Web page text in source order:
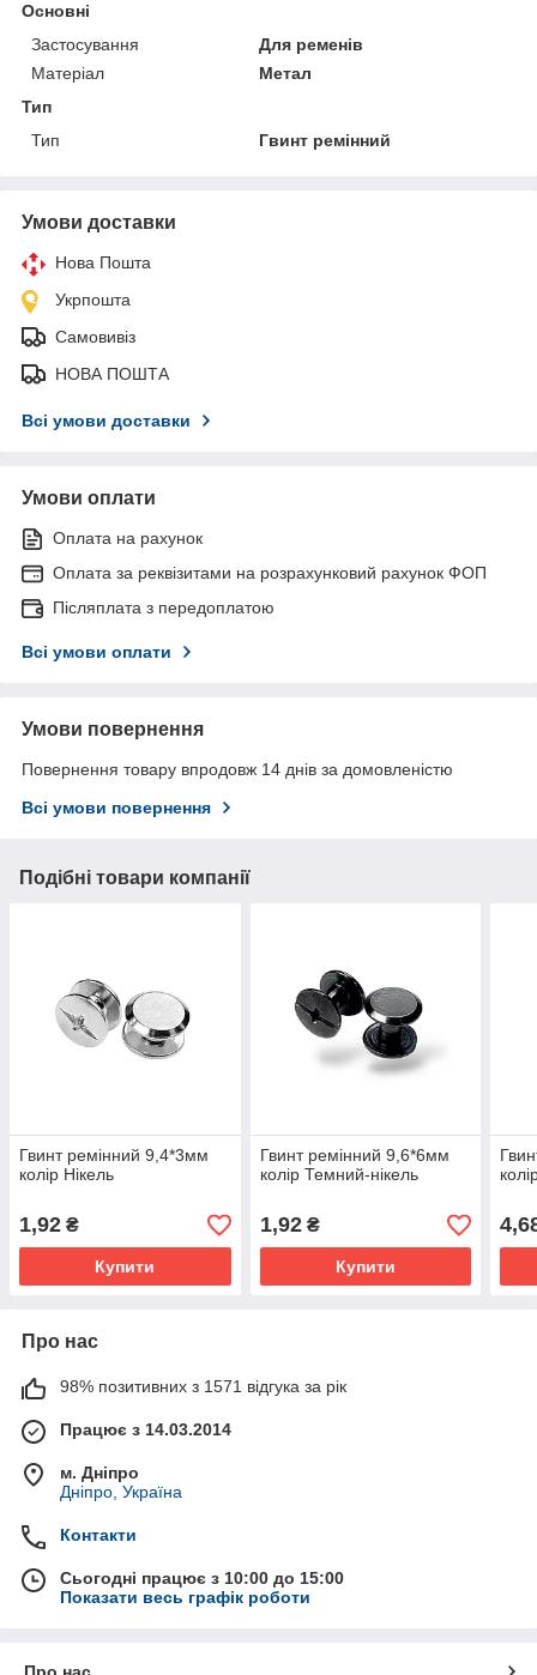
Основні
Застосування
Для ременів
Матеріал
Метал
Тип
Тип
Гвинт ремінний
Умови доставки
Нова Пошта
Укрпошта
Самовивіз
НОВА ПОШТА
Всі умови доставки
Умови оплати
Оплата на рахунок
Оплата за реквізитами на розрахунковий рахунок ФОП
Післяплата з передоплатою
Всі умови оплати
Умови повернення
Повернення товару впродовж 14 днів за домовленістю
Всі умови повернення
Подібні товари компанії
Гвинт ремінний 9,4*3мм
колір Нікель
1,92 ₴
Купити
Гвинт ремінний 9,6*6мм
колір Темний-нікель
1,92₴
Купити
Про нас
98% позитивних з 1571 відгука за рік
Працює з 14.03.2014
м. Дніпро
Дніпро, Україна
Контакти
Сьогодні працює з 10:00 до 15:00
Показати весь графік роботи